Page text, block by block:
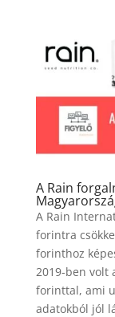
A Rain
A Rain
forintra
forinthoz
2019-ben volt
forinttal, ami
adatokból jól